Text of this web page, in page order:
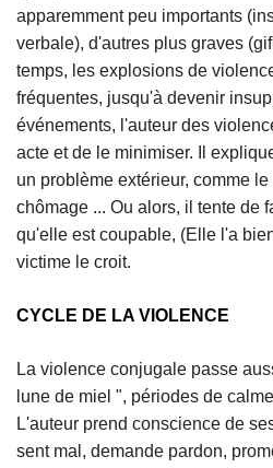
apparemment peu importants
verbale), d'autres plus graves
temps, les explosions de
fréquentes, jusqu'à devenir
événements, l'auteur des
acte et de le minimiser. Il
un problème extérieur, comme
chômage ... Ou alors, il tente de
qu'elle est coupable, (Elle l'a
victime le croit.
CYCLE DE LA VIOLENCE
La violence conjugale passe
lune de miel ", périodes de
L'auteur prend conscience de
sent mal, demande pardon,